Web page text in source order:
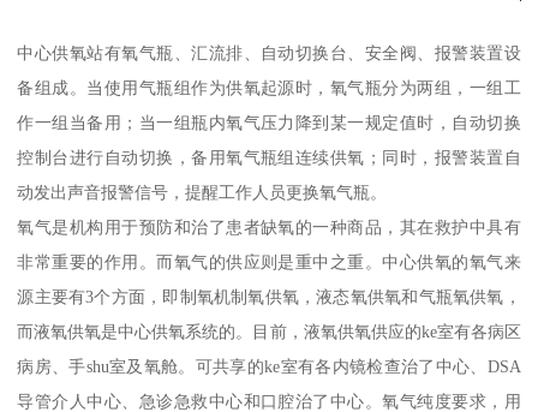
中心供氧站有氧气瓶、汇流排、自动切换台、安全阀、报警装置设
备组成。当使用气瓶组作为供氧起源时，氧气瓶分为两组，一组工
作一组当备用；当一组瓶内氧气压力降到某一规定值时，自动切换
控制台进行自动切换，备用氧气瓶组连续供氧；同时，报警装置自
动发出声音报警信号，提醒工作人员更换氧气瓶。
氧气是机构用于预防和治了患者缺氧的一种商品，其在救护中具有
非常重要的作用。而氧气的供应则是重中之重。中心供氧的氧气来
源主要有3个方面，即制氧机制氧供氧，液态氧供氧和气瓶氧供氧，
而液氧供氧是中心供氧系统的。目前，液氧供氧供应的ke室有各病区
病房、手shu室及氧舱。可共享的ke室有各内镜检查治了中心、DSA
导管介人中心、急诊急救中心和口腔治了中心。氧气纯度要求，用